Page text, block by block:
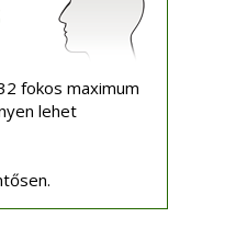
fokos maximum
lehet